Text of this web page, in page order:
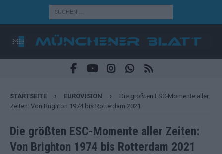
STARTSEITE EUROVISION
Die größten ESC-Momente aller
Zeiten: Von Brighton 1974 bis Rotterdam 2021
Die größten ESC-Momente aller Zeiten:
Von Brighton 1974 bis Rotterdam 2021